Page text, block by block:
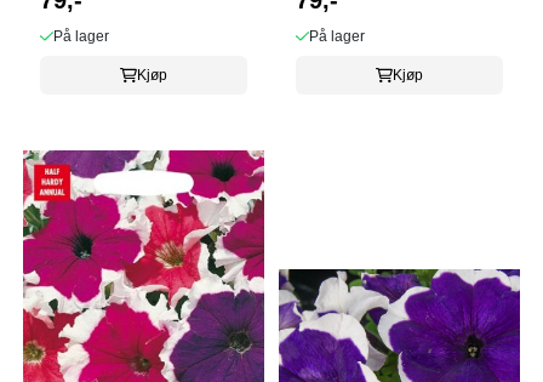
På lager
Kjøp
På lager
Kjøp